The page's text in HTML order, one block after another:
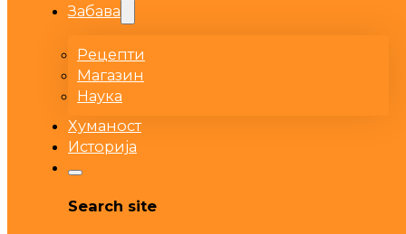
Забава
Рецепти
Магазин
Наука
Хуманост
Историја
Search site